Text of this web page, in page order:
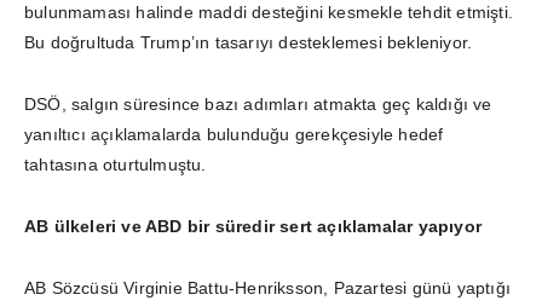
bulunmaması halinde maddi desteğini kesmekle tehdit etmişti.
Bu doğrultuda Trump’ın tasarıyı desteklemesi bekleniyor.
DSÖ, salgın süresince bazı adımları atmakta geç kaldığı ve
yanıltıcı açıklamalarda bulunduğu gerekçesiyle hedef
tahtasına oturtulmuştu.
AB ülkeleri ve ABD bir süredir sert açıklamalar yapıyor
AB Sözcüsü Virginie Battu-Henriksson, Pazartesi günü yaptığı